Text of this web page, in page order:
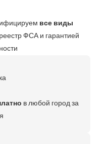
все виды
ФСА и гарантией
в любой город за